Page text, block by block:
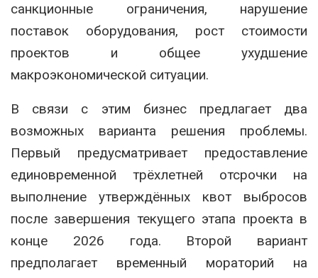
санкционные ограничения, нарушение
поставок оборудования, рост стоимости
проектов и общее ухудшение
макроэкономической ситуации.
В связи с этим бизнес предлагает два
возможных варианта решения проблемы.
Первый предусматривает предоставление
единовременной трёхлетней отсрочки на
выполнение утверждённых квот выбросов
после завершения текущего этапа проекта в
конце 2026 года. Второй вариант
предполагает временный мораторий на